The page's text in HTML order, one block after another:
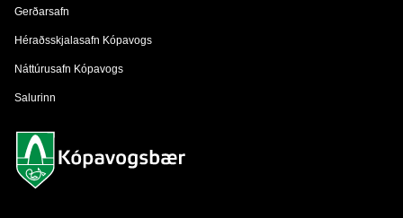
Gerðarsafn
Héraðsskjalasafn Kópavogs
Náttúrusafn Kópavogs
Salurinn